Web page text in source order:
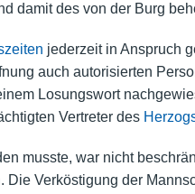
damit des von der Burg
jederzeit in Anspruch
auch autorisierten
Losungswort
Vertreter des
musste, war nicht
Verköstigung der